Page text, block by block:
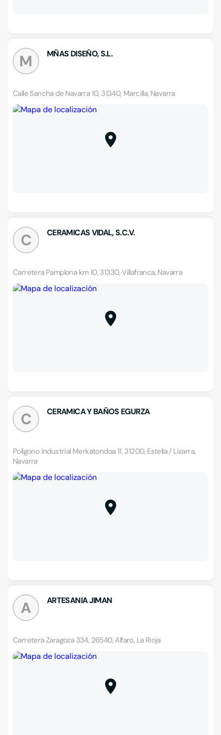
M MÑAS DISEÑO, S.L.
Calle Sancha de Navarra 10, 31340, Marcilla, Navarra
C CERAMICAS VIDAL, S.C.V.
Carretera Pamplona km 10, 31330, Villafranca, Navarra
C CERAMICA Y BAÑOS EGURZA
Polígono Industrial Merkatondoa 11, 31200, Estella / Lizarra,
Navarra
A ARTESANIA JIMAN
Carretera Zaragoza 334, 26540, Alfaro, La Rioja